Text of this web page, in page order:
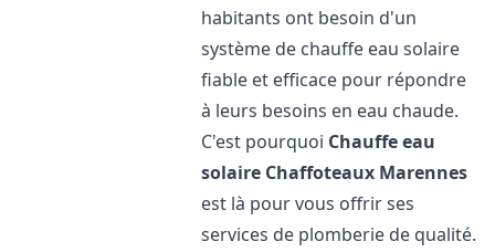
habitants ont besoin d'un
système de chauffe eau solaire
fiable et efficace pour répondre
à leurs besoins en eau chaude.
C'est pourquoi Chauffe eau
solaire Chaffoteaux Marennes
est là pour vous offrir ses
services de plomberie de qualité.